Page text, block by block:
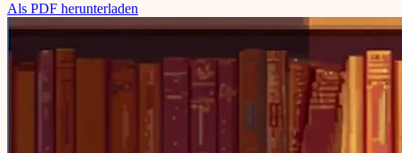
Als PDF herunterladen